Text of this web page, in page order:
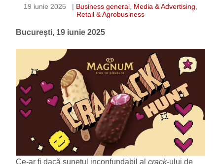
19 iunie 2025 | Business general, Media & Advertising,
Retail & Agrobusiness
București, 19 iunie 2025
Ce-ar fi dacă sunetul inconfundabil al crack-ului de